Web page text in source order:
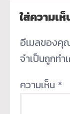
ใส่ความเ
อีเมลของคุ
จำเป็นถูกทำ
ความเห็น *